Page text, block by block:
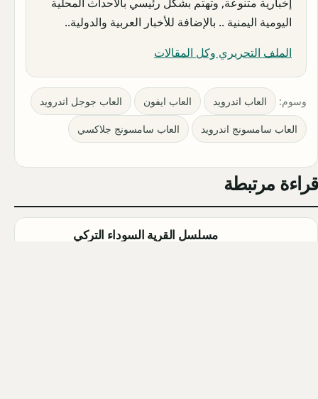
اليومية اليمنية .. بالإضافة للأخبار العربية والدولية..
الملف التحريري وكل المقالات
وسوم: العاب اندرويد العاب ايفون العاب جوجل اندرويد
العاب سامسونج اندرويد العاب سامسونج جلاكسي
قراءة مرتبطة
مسلسل القرية السوداء التركي